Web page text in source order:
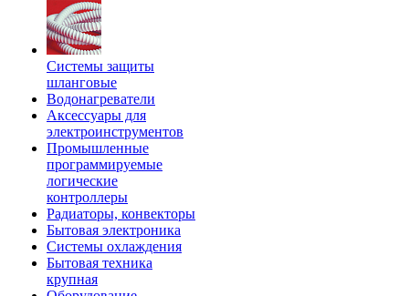
Системы защиты
шланговые
Водонагреватели
Аксессуары для
электроинструментов
Промышленные
программируемые
логические
контроллеры
Радиаторы, конвекторы
Бытовая электроника
Системы охлаждения
Бытовая техника
крупная